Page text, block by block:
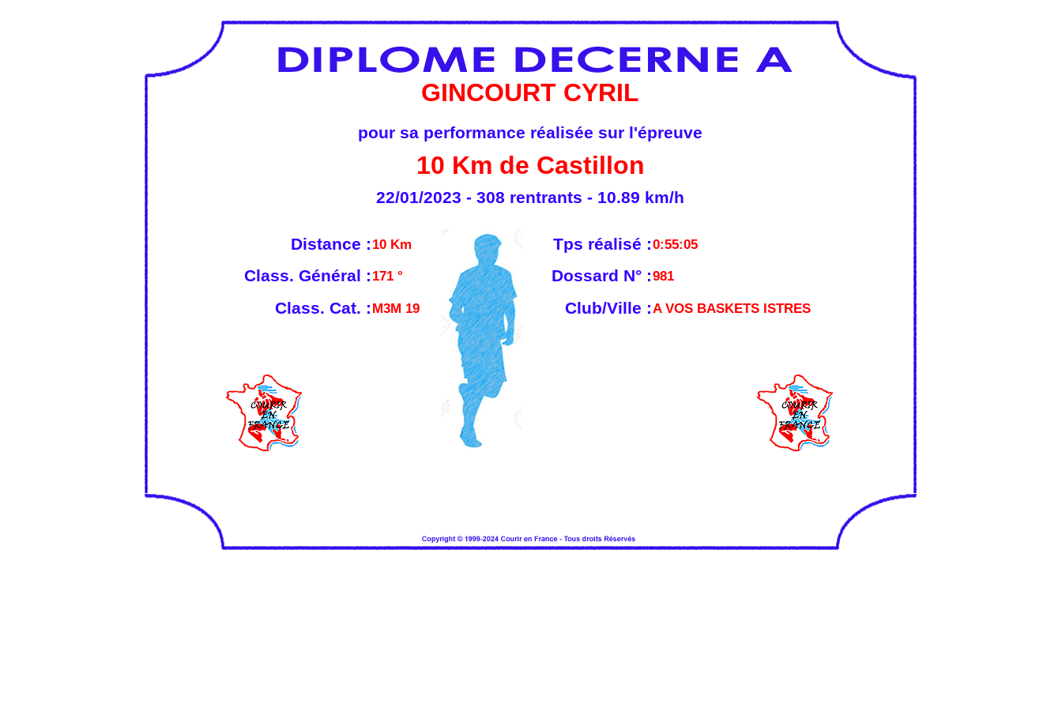
GINCOURT CYRIL
pour sa performance réalisée sur l'épreuve
10 Km de Castillon
22/01/2023 - 308 rentrants - 10.89 km/h
Distance : 10 Km Tps réalisé :0:55:05
Class. Général : 171 ° Dossard N° :981
Class. Cat. : M3M 19 Club/Ville :A VOS BASKETS ISTRES